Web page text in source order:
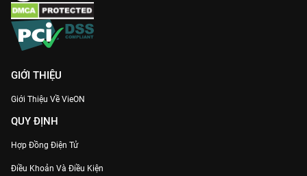
GIỚI THIỆU
Giới Thiệu Về VieON
QUY ĐỊNH
Hợp Đồng Điện Tử
Điều Khoản Và Điều Kiện